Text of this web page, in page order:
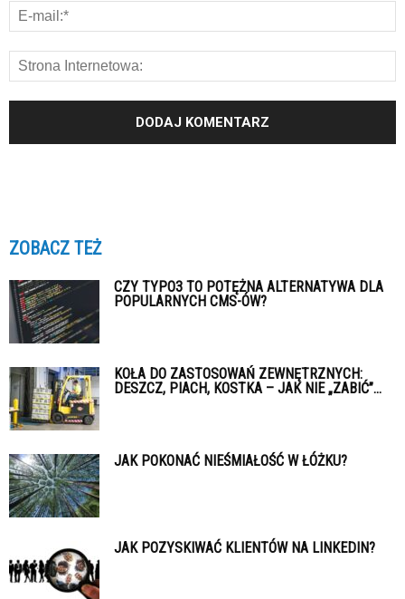
ZOBACZ TEŻ
CZY TYPO3 TO POTĘŻNA ALTERNATYWA DLA
POPULARNYCH CMS-ÓW?
KOŁA DO ZASTOSOWAŃ ZEWNĘTRZNYCH:
DESZCZ, PIACH, KOSTKA – JAK NIE „ZABIĆ”...
JAK POKONAĆ NIEŚMIAŁOŚĆ W ŁÓŻKU?
JAK POZYSKIWAĆ KLIENTÓW NA LINKEDIN?